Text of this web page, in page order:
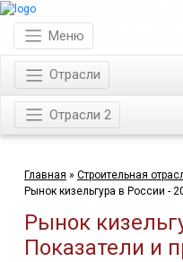
Меню
Отрасли
Отрасли 2
Главная » Строительная
Рынок кизельгура в России -
Рынок
Показатели и